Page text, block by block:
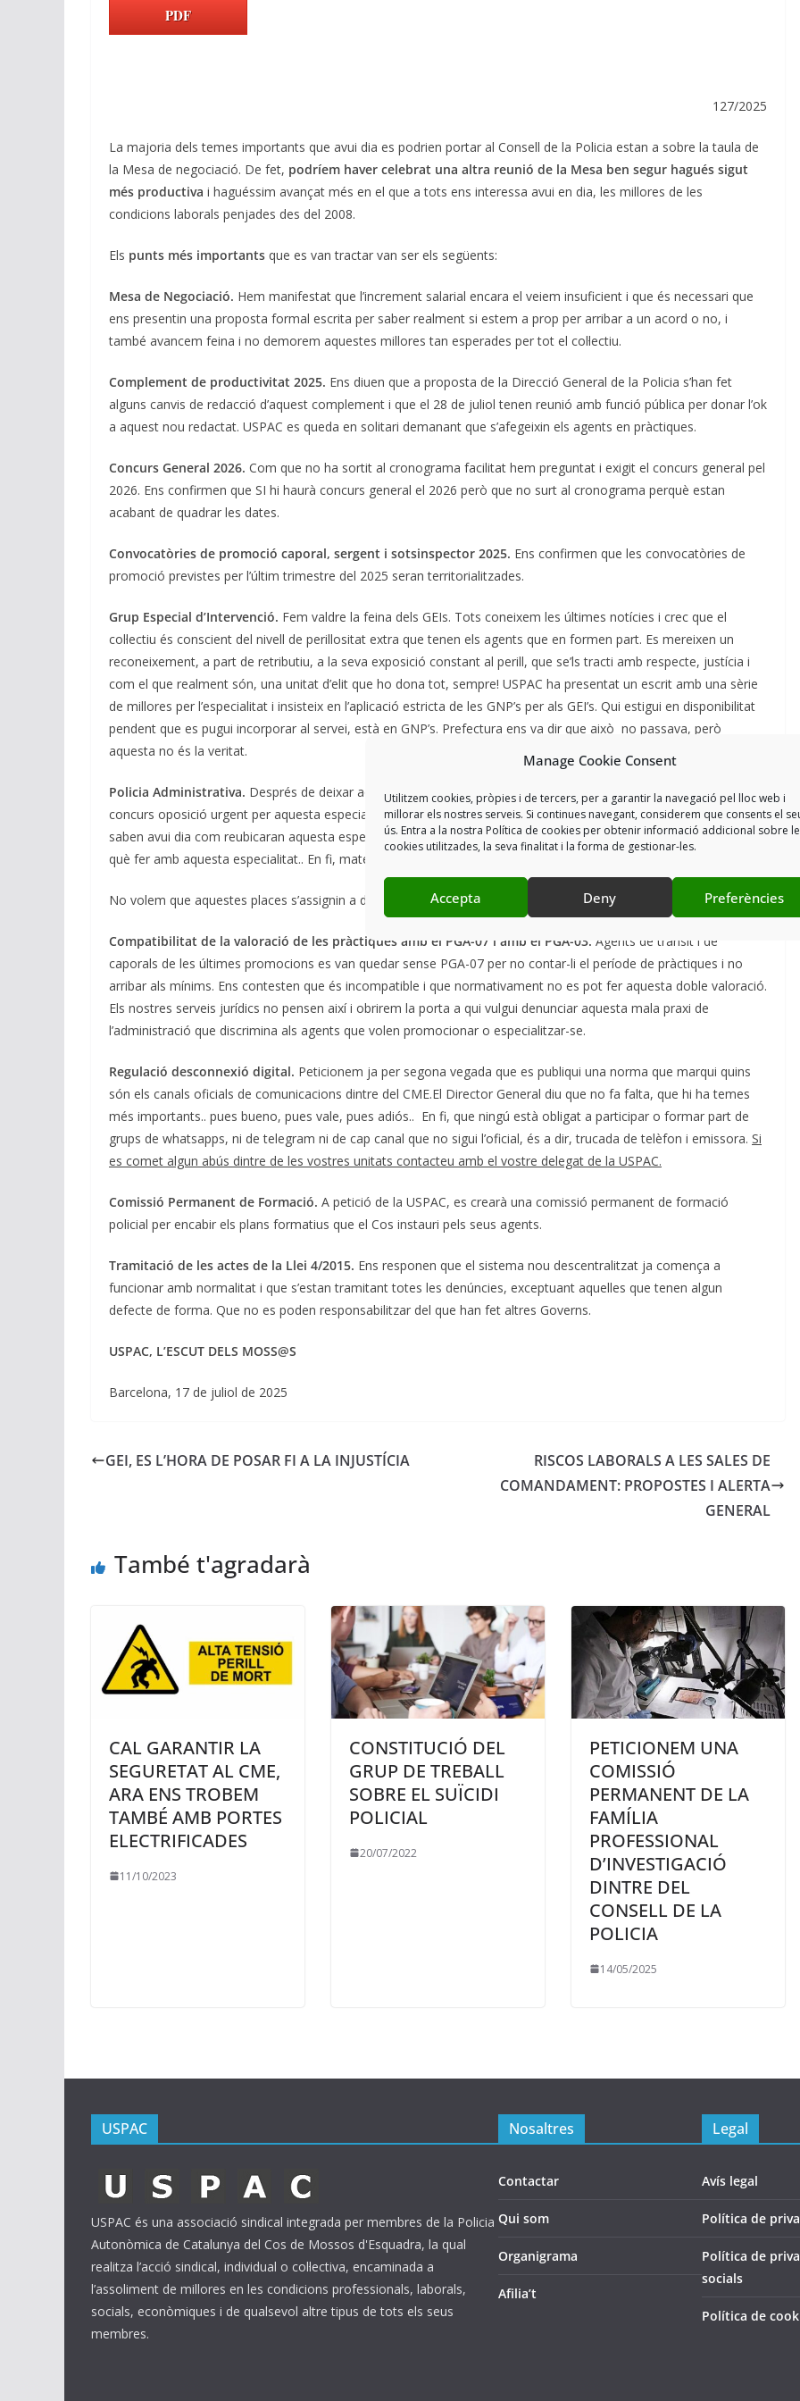
Manage Cookie Consent
Utilitzem cookies, pròpies i de tercers, per a garantir la navegació pel lloc web i
millorar els nostres serveis. Si continues navegant, considerem que consents el
ús. Entra a la nostra Política de cookies per obtenir informació addicional sobre
cookies utilitzades, la seva finalitat i la forma de gestionar-les.
Accepta Deny Preferències
k
e
e
b
PDF
127/2025
La majoria dels temes importants que avui dia es podrien portar al Consell de la Policia estan a sobre la taula de
la Mesa de negociació. De fet, podríem haver celebrat una altra reunió de la Mesa ben segur hagués sigut
més productiva i haguéssim avançat més en el que a tots ens interessa avui en dia, les millores de les
condicions laborals penjades des del 2008.
Els punts més importants que es van tractar van ser els següents:
Mesa de Negociació. Hem manifestat que l’increment salarial encara el veiem insuficient i que és necessari que
ens presentin una proposta formal escrita per saber realment si estem a prop per arribar a un acord o no, i
també avancem feina i no demorem aquestes millores tan esperades per tot el col·lectiu.
Complement de productivitat 2025. Ens diuen que a proposta de la Direcció General de la Policia s’han fet
alguns canvis de redacció d’aquest complement i que el 28 de juliol tenen reunió amb funció pública per donar l’ok
a aquest nou redactat. USPAC es queda en solitari demanant que s’afegeixin els agents en pràctiques.
Concurs General 2026. Com que no ha sortit al cronograma facilitat hem preguntat i exigit el concurs general pel
2026. Ens confirmen que SI hi haurà concurs general el 2026 però que no surt al cronograma perquè estan
acabant de quadrar les dates.
Convocatòries de promoció caporal, sergent i sotsinspector 2025. Ens confirmen que les convocatòries de
promoció previstes per l’últim trimestre del 2025 seran territorialitzades.
Grup Especial d’Intervenció. Fem valdre la feina dels GEIs. Tots coneixem les últimes notícies i crec que el
col·lectiu és conscient del nivell de perillositat extra que tenen els agents que en formen part. Es mereixen un
reconeixement, a part de retributiu, a la seva exposició constant al perill, que se’ls tracti amb respecte, justícia i
com el que realment són, una unitat d’elit que ho dona tot, sempre! USPAC ha presentat un escrit amb una sèrie
de millores per l’especialitat i insisteix en l’aplicació estricta de les GNP’s per als GEI’s. Qui estigui en disponibilitat
pendent que es pugui incorporar al servei, està en GNP’s. Prefectura ens va dir que això no passava, però
aquesta no és la veritat.
Policia Administrativa. Després de deixar aquesta especialitat fora del concurs d’investigació, hem demanat un
concurs oposició urgent per aquesta especialitat. Ens diuen que hi ha previst un curs a finals de 2026 i que no
saben avui dia com reubicaran aquesta especialitat. Tanta planificació i projecte 2030-2040 i d’entrada no saben
què fer amb aquesta especialitat.. En fi, mateix tarannà de sempre..
No volem que aquestes places s’assignin a dit, volem un concurs oposició!!!
Compatibilitat de la valoració de les pràctiques amb el PGA-07 i amb el PGA-03. Agents de trànsit i de
caporals de les últimes promocions es van quedar sense PGA-07 per no contar-li el període de pràctiques i no
arribar als mínims. Ens contesten que és incompatible i que normativament no es pot fer aquesta doble valoració.
Els nostres serveis jurídics no pensen així i obrirem la porta a qui vulgui denunciar aquesta mala praxi de
l’administració que discrimina als agents que volen promocionar o especialitzar-se.
Regulació desconnexió digital. Peticionem ja per segona vegada que es publiqui una norma que marqui quins
són els canals oficials de comunicacions dintre del CME.El Director General diu que no fa falta, que hi ha temes
més importants.. pues bueno, pues vale, pues adiós.. En fi, que ningú està obligat a participar o formar part de
grups de whatsapps, ni de telegram ni de cap canal que no sigui l’oficial, és a dir, trucada de telèfon i emissora. Si
es comet algun abús dintre de les vostres unitats contacteu amb el vostre delegat de la USPAC.
Comissió Permanent de Formació. A petició de la USPAC, es crearà una comissió permanent de formació
policial per encabir els plans formatius que el Cos instauri pels seus agents.
Tramitació de les actes de la Llei 4/2015. Ens responen que el sistema nou descentralitzat ja comença a
funcionar amb normalitat i que s’estan tramitant totes les denúncies, exceptuant aquelles que tenen algun
defecte de forma. Que no es poden responsabilitzar del que han fet altres Governs.
USPAC, L’ESCUT DELS MOSS@S
Barcelona, 17 de juliol de 2025
GEI, ES L’HORA DE POSAR FI A LA INJUSTÍCIA
RISCOS LABORALS A LES SALES DE
COMANDAMENT: PROPOSTES I ALERTA
GENERAL
També t'agradarà
CAL GARANTIR LA
SEGURETAT AL CME,
ARA ENS TROBEM
TAMBÉ AMB PORTES
ELECTRIFICADES
11/10/2023
CONSTITUCIÓ DEL
GRUP DE TREBALL
SOBRE EL SUÏCIDI
POLICIAL
20/07/2022
PETICIONEM UNA
COMISSIÓ
PERMANENT DE LA
FAMÍLIA
PROFESSIONAL
D’INVESTIGACIÓ
DINTRE DEL
CONSELL DE LA
POLICIA
14/05/2025
USPAC
USPAC és una associació sindical integrada per membres de la Policia
Autonòmica de Catalunya del Cos de Mossos d'Esquadra, la qual
realitza l’acció sindical, individual o col·lectiva, encaminada a
l’assoliment de millores en les condicions professionals, laborals,
socials, econòmiques i de qualsevol altre tipus de tots els seus
membres.
Nosaltres
Contactar
Qui som
Organigrama
Afilia’t
Legal
Avís legal
Política de
Política de
socials
Política de